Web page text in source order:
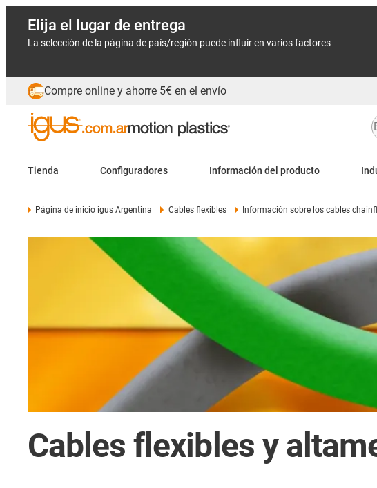
Elija el lugar de entrega
La selección de la página de país/región puede influir en varios factores
Compre online y ahorre 5€ en el envío
Tienda Configuradores Información del producto
Página de inicio igus Argentina Cables flexibles Información sobre los cables
Cables flexibles y